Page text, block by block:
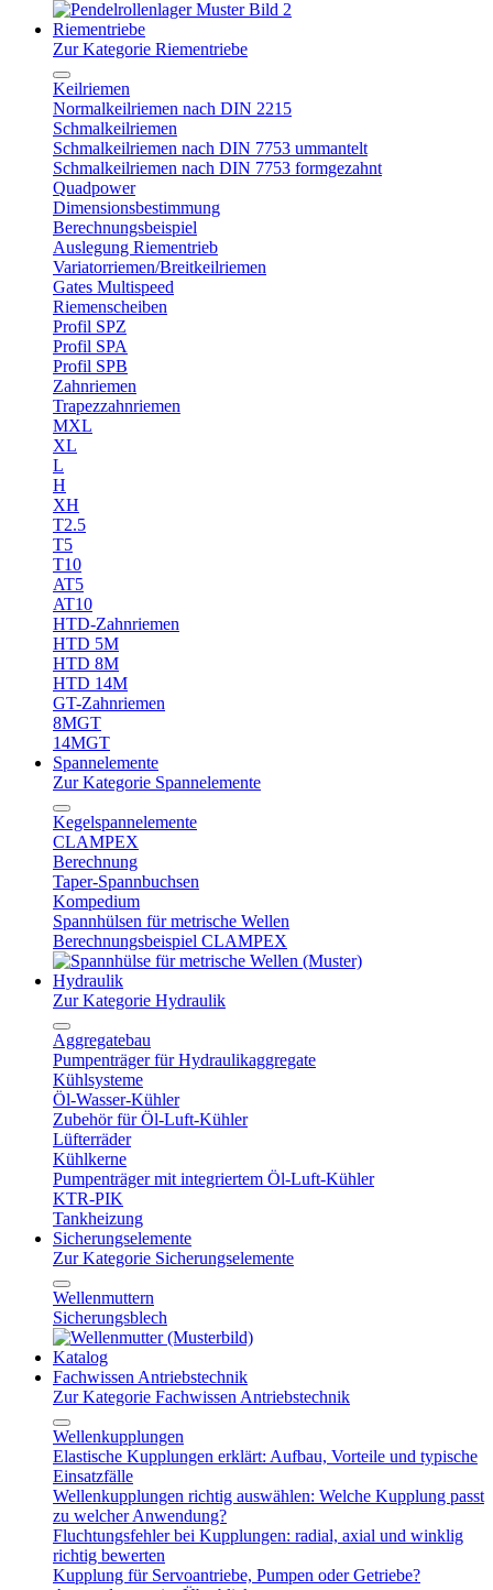
Riementriebe
Zur Kategorie Riementriebe
Keilriemen
Normalkeilriemen nach DIN 2215
Schmalkeilriemen
Schmalkeilriemen nach DIN 7753 ummantelt
Schmalkeilriemen nach DIN 7753 formgezahnt
Quadpower
Dimensionsbestimmung
Berechnungsbeispiel
Auslegung Riementrieb
Variatorriemen/Breitkeilriemen
Gates Multispeed
Riemenscheiben
Profil SPZ
Profil SPA
Profil SPB
Zahnriemen
Trapezzahnriemen
MXL
XL
L
H
XH
T2.5
T5
T10
AT5
AT10
HTD-Zahnriemen
HTD 5M
HTD 8M
HTD 14M
GT-Zahnriemen
8MGT
14MGT
Spannelemente
Zur Kategorie Spannelemente
Kegelspannelemente
CLAMPEX
Berechnung
Taper-Spannbuchsen
Kompedium
Spannhülsen für metrische Wellen
Berechnungsbeispiel CLAMPEX
Hydraulik
Zur Kategorie Hydraulik
Aggregatebau
Pumpenträger für Hydraulikaggregate
Kühlsysteme
Öl-Wasser-Kühler
Zubehör für Öl-Luft-Kühler
Lüfterräder
Kühlkerne
Pumpenträger mit integriertem Öl-Luft-Kühler
KTR-PIK
Tankheizung
Sicherungselemente
Zur Kategorie Sicherungselemente
Wellenmuttern
Sicherungsblech
Katalog
Fachwissen Antriebstechnik
Zur Kategorie Fachwissen Antriebstechnik
Wellenkupplungen
Elastische Kupplungen erklärt: Aufbau, Vorteile und typische
Einsatzfälle
Wellenkupplungen richtig auswählen: Welche Kupplung passt
zu welcher Anwendung?
Fluchtungsfehler bei Kupplungen: radial, axial und winklig
richtig bewerten
Kupplung für Servoantriebe, Pumpen oder Getriebe?